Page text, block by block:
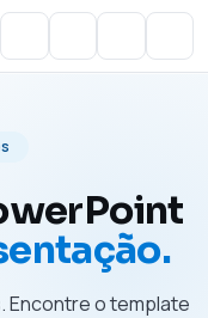
Encontre o template